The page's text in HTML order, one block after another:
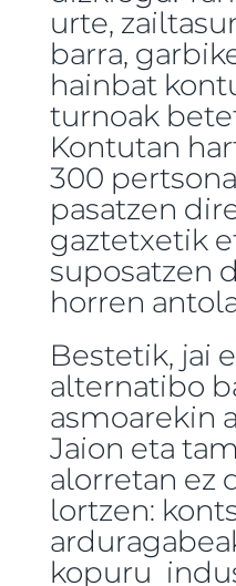
urte,
barra,
hainbat
turnoak
Kontutan
300
pasatzen
gaztetxetik
suposatzen
horren
Bestetik, jai
alternatibo
asmoarekin
Jaion eta
alorretan ez
lortzen:
kopuru